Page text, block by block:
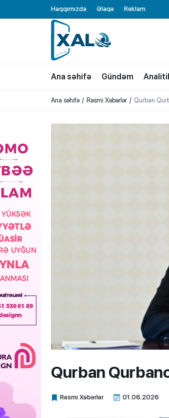
Haqqımızda Əlaqə Reklam
XALQ.ONLINE
ONLAYN PLATFORMA
Ana səhifə Gündəm
Ana səhifə Rəsmi Xəbərlər Qurban
Qurban
Rəsmi Xəbərlər 01.06.2026
Xalq.Online